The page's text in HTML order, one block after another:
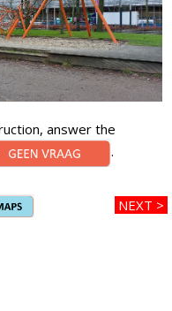
answer the
.
NEXT >